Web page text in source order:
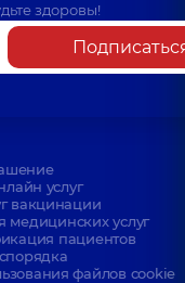
здоровы!
услуг
вакцинации
медицинских услуг
пациентов
файлов cookie